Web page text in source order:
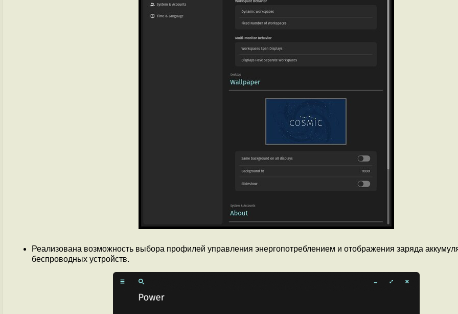
Реализована возможность выбора профилей управления энергопотреблением и отображения заряда
беспроводных устройств.